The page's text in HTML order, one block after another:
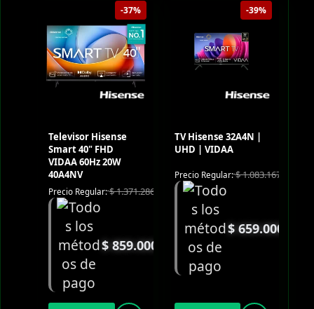
-37%
Televisor Hisense
Smart 40" FHD
VIDAA 60Hz 20W
40A4NV
Precio Regular:$1.371.286
$859.000
-39%
TV Hisense 32A4N |
UHD | VIDAA
Precio Regular:$1.083.167
$659.000